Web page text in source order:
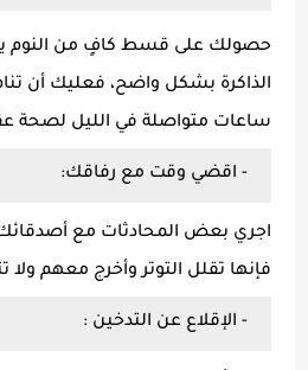
حصولك على قسط كافٍ من النوم
ساعات متواصلة في الليل لصحة
- اقضي وقت مع رفاقك:
فإنها تقلل التوتر وأخرج معهم
- الإقلاع عن التدخين :